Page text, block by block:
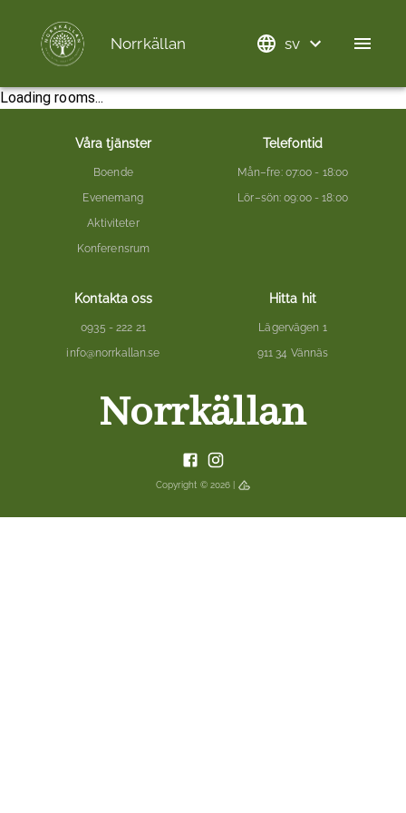
Norrkällan sv
Loading rooms...
Våra tjänster
Boende
Evenemang
Aktiviteter
Konferensrum
Telefontid
Mån–fre: 07:00 - 18:00
Lör–sön: 09:00 - 18:00
Kontakta oss
0935 - 222 21
info@norrkallan.se
Hitta hit
Lägervägen 1
911 34 Vännäs
Norrkällan
Copyright © 2026